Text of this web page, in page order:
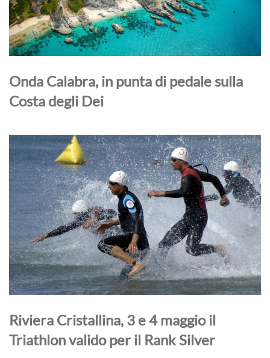
Onda Calabra, in punta di pedale sulla
Costa degli Dei
Riviera Cristallina, 3 e 4 maggio il
Triathlon valido per il Rank Silver